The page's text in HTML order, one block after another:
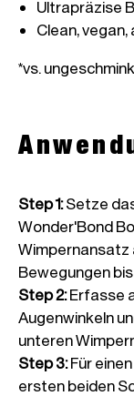
*vs.
Step 1:Setze
Wonder'Bond
Wimpernansatz
Bewegungen
Step 2:Erfasse
Augenwinkeln
unteren
Step 3:Für
ersten beiden